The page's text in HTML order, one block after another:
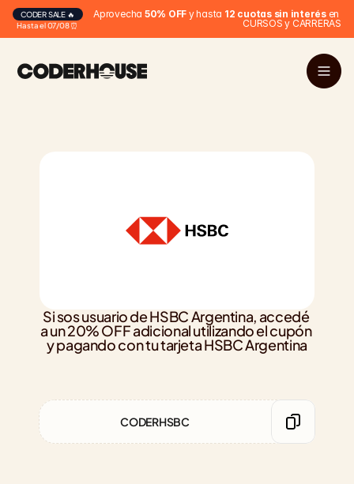
Hasta el 07/08 ⏰
CODER SALE 🔥 Aprovecha 50% OFF y hasta 12 cuotas sin interés en
CURSOS y CARRERAS
Si sos usuario de HSBC Argentina, accedé
a un 20% OFF adicional utilizando el cupón
y pagando con tu tarjeta HSBC Argentina
CODERHSBC